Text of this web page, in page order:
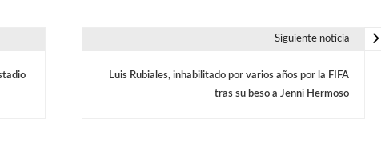
Siguiente noticia
Luis Rubiales, inhabilitado por varios años por la FIFA
tras su beso a Jenni Hermoso